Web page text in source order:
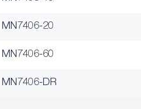
MN7406-20
MN7406-60
MN7406-DR